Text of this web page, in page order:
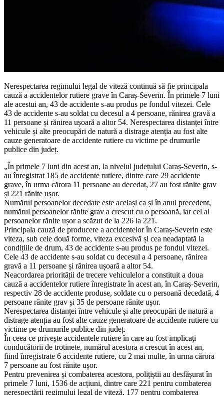
Nerespectarea regimului legal de viteză continuă să fie principala
cauză a accidentelor rutiere grave în Caraș-Severin. În primele 7 luni
ale acestui an, 43 de accidente s-au produs pe fondul vitezei. Cele
43 de accidente s-au soldat cu decesul a 4 persoane, rănirea gravă a
11 persoane și rănirea ușoară a altor 54. Nerespectarea distanței între
vehicule și alte preocupări de natură a distrage atenția au fost alte
cauze generatoare de accidente rutiere cu victime pe drumurile
publice din județ.
„În primele 7 luni din acest an, la nivelul județului Caraș-Severin, s-
au înregistrat 185 de accidente rutiere, dintre care 29 accidente
grave, în urma cărora 11 persoane au decedat, 27 au fost rănite grav
și 221 rănite ușor.
Numărul persoanelor decedate este același ca și în anul precedent,
numărul persoanelor rănite grav a crescut cu o persoană, iar cel al
persoanelor rănite ușor a scăzut de la 226 la 221.
Principala cauză de producere a accidentelor în Caraș-Severin este
viteza, sub cele două forme, viteza excesivă și cea neadaptată la
condițiile de drum, 43 de accidente s-au produs pe fondul vitezei.
Cele 43 de accidente s-au soldat cu decesul a 4 persoane, rănirea
gravă a 11 persoane și rănirea ușoară a altor 54.
Neacordarea priorității de trecere vehiculelor a constituit a doua
cauză a accidentelor rutiere înregistrate în acest an, în Caraș-Severin,
respectiv 28 de accidente produse, soldate cu o persoană decedată, 4
persoane rănite grav și 35 de persoane rănite ușor.
Nerespectarea distanței între vehicule și alte preocupări de natură a
distrage atenția au fost alte cauze generatoare de accidente rutiere cu
victime pe drumurile publice din județ.
În ceea ce privește accidentele rutiere în care au fost implicați
conducătorii de trotinete, numărul acestora a crescut în acest an,
fiind înregistrate 6 accidente rutiere, cu 2 mai multe, în urma cărora
7 persoane au fost rănite ușor.
Pentru prevenirea și combaterea acestora, polițiștii au desfășurat în
primele 7 luni, 1536 de acțiuni, dintre care 221 pentru combaterea
nerespectării regimului legal de viteză, 177 pentru combaterea